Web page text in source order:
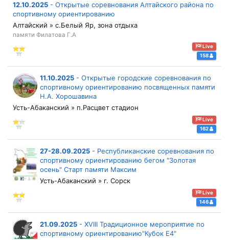
12.10.2025 - Открытые соревнования Алтайского района по
спортивному ориентированию
Алтайский » с.Белый Яр, зона отдыха
памяти Филатова Г.А
Live
158
11.10.2025 - Открытые городские соревнования по
спортивному ориентированию посвященных памяти
Н.А. Хорошавина
Усть-Абаканский » п.Расцвет стадион
Live
162
27-28.09.2025 - Республиканские соревнования по
спортивному ориентированию бегом "Золотая
осень" Старт памяти Максим
Усть-Абаканский » г. Сорск
Live
146
21.09.2025 - XVIII Традиционное мероприятие по
спортивному ориентированию"Кубок Е4"